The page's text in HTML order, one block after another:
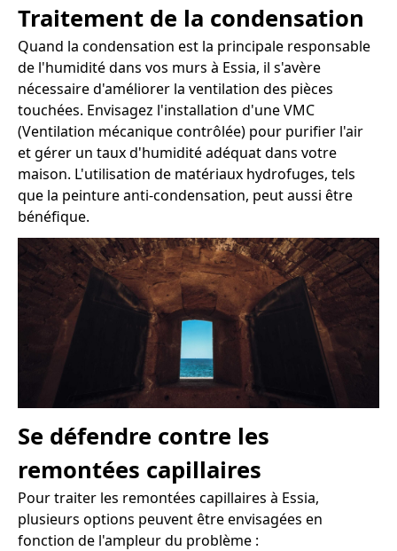
Traitement de la condensation
Quand la condensation est la principale responsable
de l'humidité dans vos murs à Essia, il s'avère
nécessaire d'améliorer la ventilation des pièces
touchées. Envisagez l'installation d'une VMC
(Ventilation mécanique contrôlée) pour purifier l'air
et gérer un taux d'humidité adéquat dans votre
maison. L'utilisation de matériaux hydrofuges, tels
que la peinture anti-condensation, peut aussi être
bénéfique.
Se défendre contre les
remontées capillaires
Pour traiter les remontées capillaires à Essia,
plusieurs options peuvent être envisagées en
fonction de l'ampleur du problème :